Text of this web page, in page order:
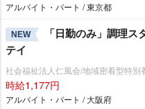
アルバイト・パート / 東京都
NEW
「日勤のみ」調理
テイ
社会福祉法人仁風会/地域密着型特別
時給1,177円
アルバイト・パート / 大阪府